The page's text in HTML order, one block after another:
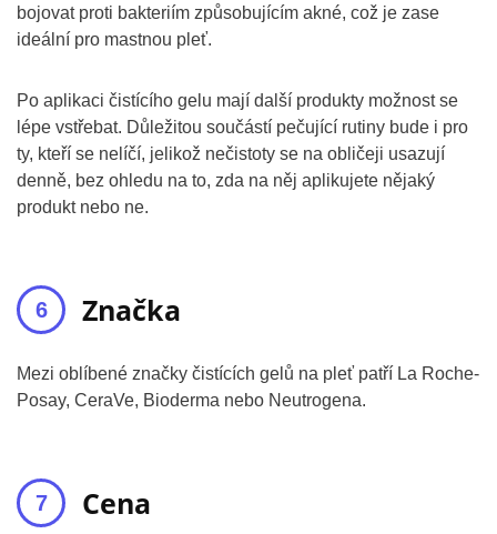
bojovat proti bakteriím způsobujícím akné, což je zase
ideální pro mastnou pleť.
Po aplikaci čistícího gelu mají další produkty možnost se
lépe vstřebat. Důležitou součástí pečující rutiny bude i pro
ty, kteří se nelíčí, jelikož nečistoty se na obličeji usazují
denně, bez ohledu na to, zda na něj aplikujete nějaký
produkt nebo ne.
Značka
Mezi oblíbené značky čistících gelů na pleť patří La Roche-
Posay, CeraVe, Bioderma nebo Neutrogena.
Cena